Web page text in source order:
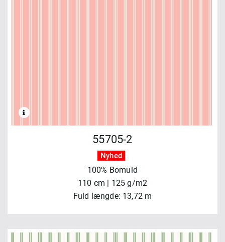
55705-2
Nyhed
100% Bomuld
110 cm | 125 g/m2
Fuld længde: 13,72 m